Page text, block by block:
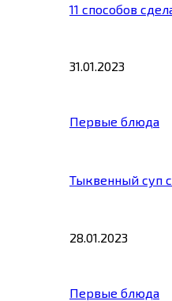
11 способов
31.01.2023
Первые блюда
Тыквенный суп
28.01.2023
Первые блюда